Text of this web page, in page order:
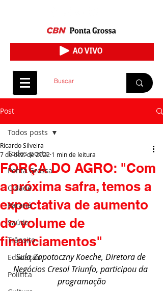
Post
Todos posts
Ponta Grossa
Cidade
Paraná
Saúde
Trânsito
Educação
Política
Todos posts
FORÇA DO AGRO: "Com
a próxima safra, temos a
expectativa de aumento
do volume de
financiamentos"
Ricardo Silveira
7 de dez. de 2022 1 min de leitura
Sula Zapotoczny Koeche, Diretora de
Negócios Cresol Triunfo, participou da
programação